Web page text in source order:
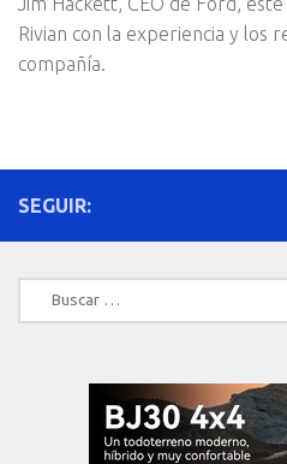
Rivian con la experiencia y los
compañía.
SEGUIR:
Buscar: